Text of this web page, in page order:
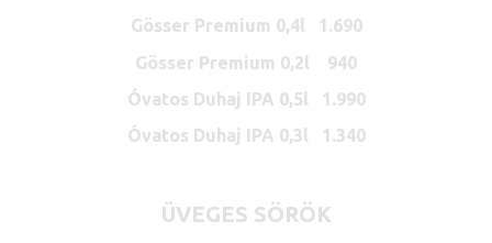
Gösser Premium 0,4l 1.690
Gösser Premium 0,2l 940
Óvatos Duhaj IPA 0,5l 1.990
Óvatos Duhaj IPA 0,3l 1.340
ÜVEGES SÖRÖK